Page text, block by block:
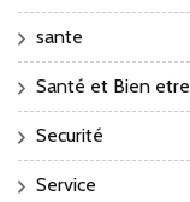
sante
Santé et Bien etre
Securité
Service